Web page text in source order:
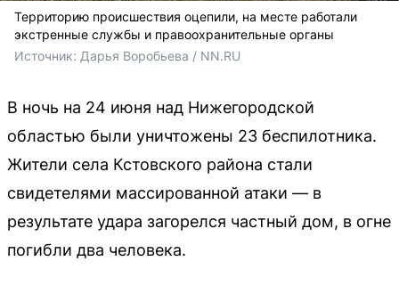
Территорию происшествия оцепили, на месте работали
экстренные службы и правоохранительные органы
Источник: Дарья Воробьева / NN.RU
В ночь на 24 июня над Нижегородской
областью были уничтожены 23 беспилотника.
Жители села Кстовского района стали
свидетелями массированной атаки — в
результате удара загорелся частный дом, в огне
погибли два человека.